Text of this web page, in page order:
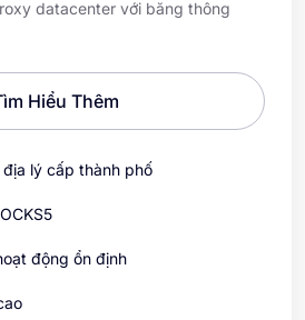
datacenter với băng thông
Hiểu Thêm
địa lý cấp thành phố
động ổn định